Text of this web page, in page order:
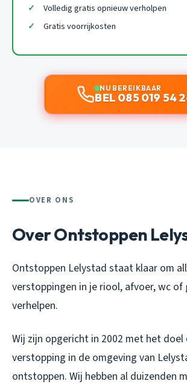
Volledig gratis opnieuw verholpen
Gratis voorrijkosten
NU BEREIKBAAR
BEL 085 019 54
OVER ONS
Over Ontstoppen
Ontstoppen Lelystad staat klaar om
verstoppingen in je riool, afvoer, wc
verhelpen.
Wij zijn opgericht in 2002 met het doel
verstopping in de omgeving van
ontstoppen. Wij hebben al duizenden